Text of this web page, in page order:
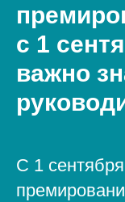
с 1
важно
С 1